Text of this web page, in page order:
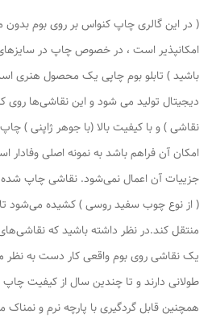
( در این گالری چاپ کنواس بر روی بوم
امکانپذیر است ، در خصوص چاپ در سایزهای
باشید ) تابلو بوم چاپی یک محصول هنری
دیجیتال تولید می شود و این نقاشی‌ها
نقاشی ) و با کیفیت بالا (با جوهر ژاپنی )
امکان آن فراهم باشد به نمونه اصلی
جزییات آن اعمال نمی‌شود. نقاشی چاپ
( از نوع چوب سفید روسی ) کشیده می‌شود
منتقل کند.در نظر داشته باشید که
یک نقاشی روی بوم واقعی کار دست به نظر
طولانی دارند و تا چندین سال از کیفیت
همچنین قابل گردگیری با پارچه نرم و نمناک